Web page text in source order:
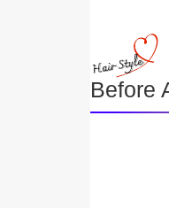
Before